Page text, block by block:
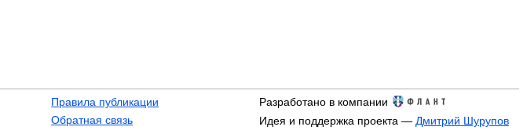
Правила публикации
Обратная связь
Разработано в компании
Идея и поддержка проекта — Дмитрий Шурупов